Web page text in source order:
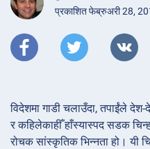
प्रकाशित फेब्रुअरी 28,
विदेशमा गाडी चलाउँदा, तपाईंले
र कहिलेकाहीँ हाँस्यास्पद सडक
रोचक सांस्कृतिक भिन्नता हो। यी